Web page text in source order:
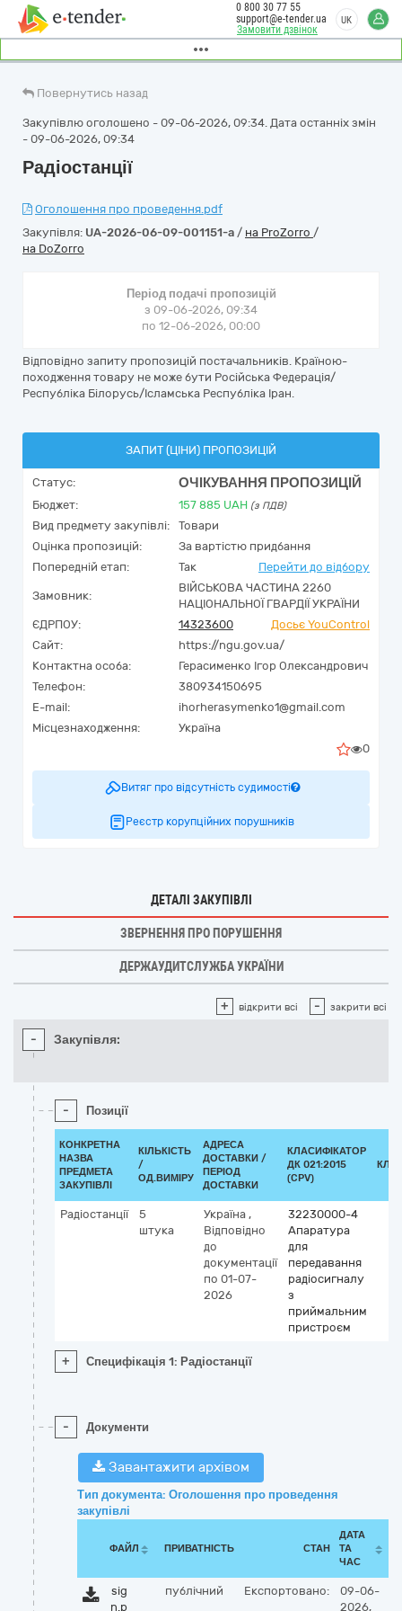
Замовити дзвінок
0 800 30 77 55
support@e-tender.ua
UK
Повернутись назад
Закупівлю оголошено - 09-06-2026, 09:34. Дата останніх змін
- 09-06-2026, 09:34
Радіостанції
Оголошення про проведення.pdf
Закупівля: UA-2026-06-09-001151-a / на ProZorro /
на DoZorro
Період подачі пропозицій
з 09-06-2026, 09:34
по 12-06-2026, 00:00
Відповідно запиту пропозицій постачальників. Країною-
походження товару не може бути Російська Федерація/
Республіка Білорусь/Ісламська Республіка Іран.
ЗАПИТ (ЦІНИ) ПРОПОЗИЦІЙ
Статус: ОЧІКУВАННЯ ПРОПОЗИЦІЙ
Бюджет: 157 885 UAH (з ПДВ)
Вид предмету закупівлі:
Товари
Оцінка пропозицій:
За вартістю придбання
Попередній етап:
Так Перейти до відбору
Замовник:
ВІЙСЬКОВА ЧАСТИНА 2260
НАЦІОНАЛЬНОЇ ГВАРДІЇ УКРАЇНИ
ЄДРПОУ:
14323600
Досьє YouControl
Сайт:
https://ngu.gov.ua/
Контактна особа:
Герасименко Ігор Олександрович
Телефон:
380934150695
E-mail:
ihorherasymenko1@gmail.com
Місцезнаходження:
Україна
0
Витяг про відсутність судимості
Реєстр корупційних порушників
ДЕТАЛІ ЗАКУПІВЛІ
ЗВЕРНЕННЯ ПРО ПОРУШЕННЯ
ДЕРЖАУДИТСЛУЖБА УКРАЇНИ
+ відкрити всі - закрити всі
- Закупівля:
- Позиції
КОНКРЕТНА
НАЗВА
ПРЕДМЕТА
ЗАКУПІВЛІ
КІЛЬКІСТЬ
/
ОД.ВИМІРУ
АДРЕСА
ДОСТАВКИ /
ПЕРІОД
ДОСТАВКИ
КЛАСИФІКАТОР
ДК 021:2015
(CPV)
Радіостанції
5
штука
Україна ,
Відповідно
до
документації
по 01-07-
2026
32230000-4
Апаратура
для
передавання
радіосигналу
з
приймальним
пристроєм
+ Специфікація 1: Радіостанції
- Документи
Завантажити архівом
Тип документа: Оголошення про проведення
закупівлі
ФАЙЛ ПРИВАТНІСТЬ СТАН
ДАТА
ТА
ЧАС
sig
n.p
публічний Експортовано:
09-06-
2026,